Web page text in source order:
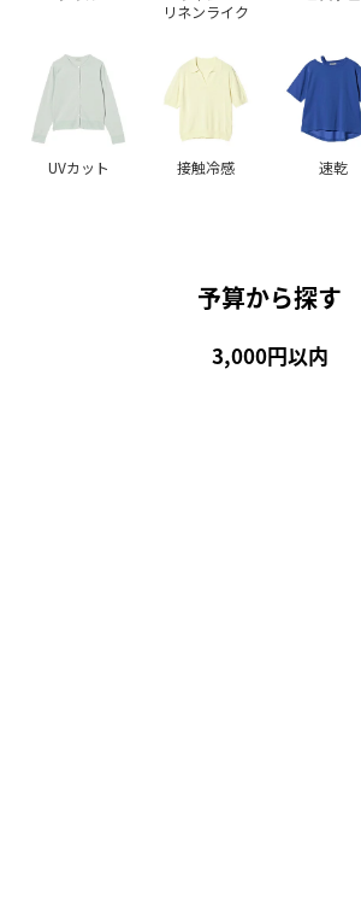
リネンライク
UVカット 接触冷感 速乾
予算から探す
3,000円以内